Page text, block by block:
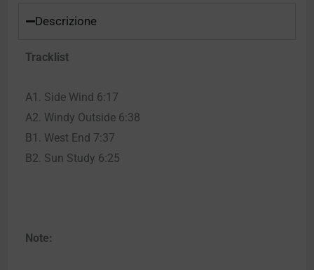
Descrizione
Tracklist
A1. Side Wind 6:17
A2. Windy Outside 6:38
B1. West End 7:37
B2. Sun Study 6:25
Note: